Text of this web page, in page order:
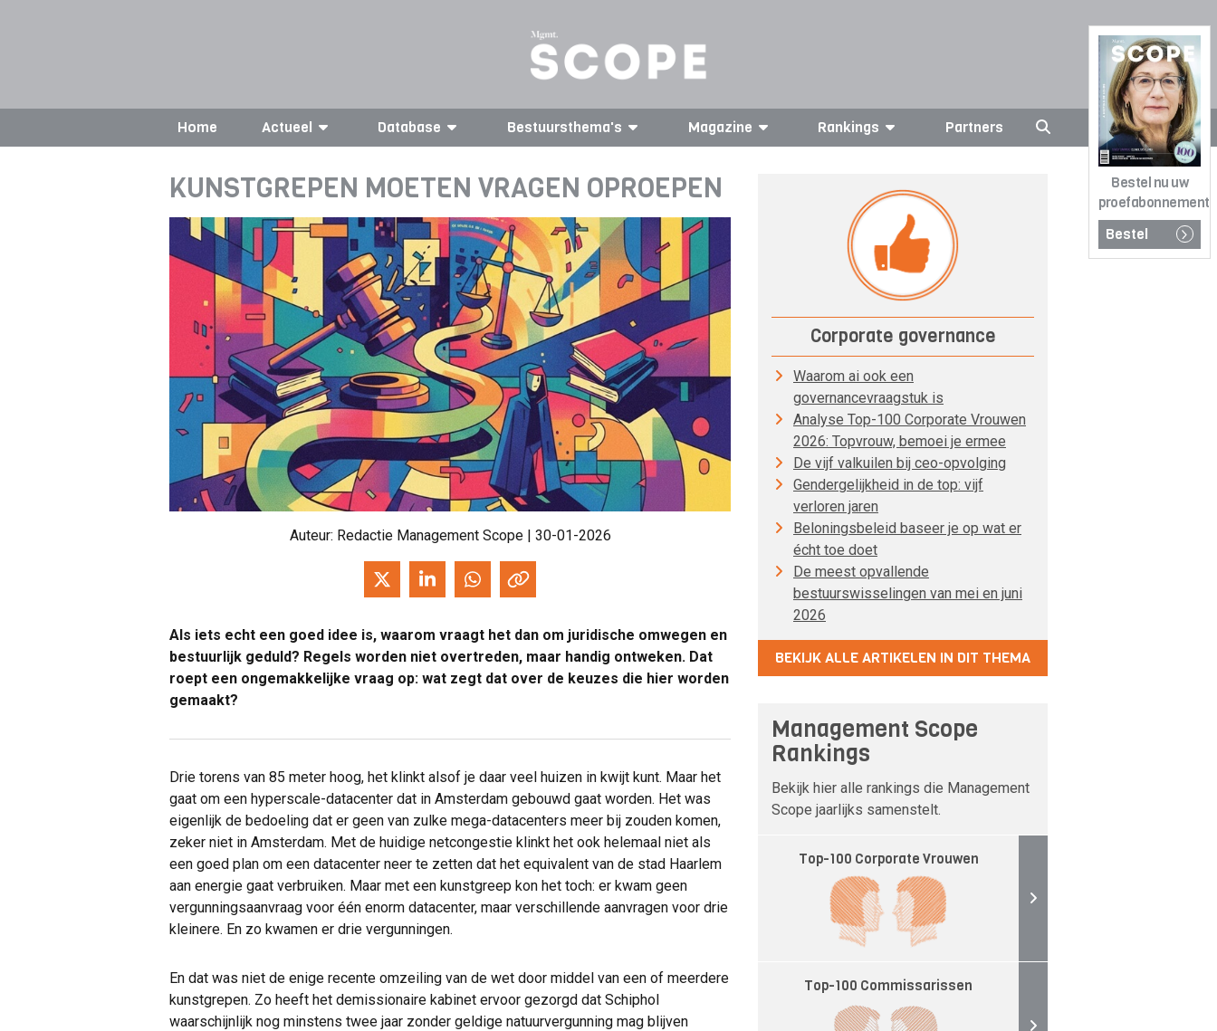
Bestel nu uw
proefabonnement
Bestel
Home Actueel Database Bestuursthema's Magazine Rankings Partners
KUNSTGREPEN MOETEN VRAGEN OPROEPEN
Auteur: Redactie Management Scope| 30-01-2026
Als iets echt een goed idee is, waarom vraagt het dan om juridische omwegen en
bestuurlijk geduld? Regels worden niet overtreden, maar handig ontweken. Dat
roept een ongemakkelijke vraag op: wat zegt dat over de keuzes die hier worden
gemaakt?
Drie torens van 85 meter hoog, het klinkt alsof je daar veel huizen in kwijt kunt. Maar het
gaat om een hyperscale-datacenter dat in Amsterdam gebouwd gaat worden. Het was
eigenlijk de bedoeling dat er geen van zulke mega-datacenters meer bij zouden komen,
zeker niet in Amsterdam. Met de huidige netcongestie klinkt het ook helemaal niet als
een goed plan om een datacenter neer te zetten dat het equivalent van de stad Haarlem
aan energie gaat verbruiken. Maar met een kunstgreep kon het toch: er kwam geen
vergunningsaanvraag voor één enorm datacenter, maar verschillende aanvragen voor drie
kleinere. En zo kwamen er drie vergunningen.
En dat was niet de enige recente omzeiling van de wet door middel van een of meerdere
kunstgrepen. Zo heeft het demissionaire kabinet ervoor gezorgd dat Schiphol
waarschijnlijk nog minstens twee jaar zonder geldige natuurvergunning mag blijven
Corporate governance
Waarom ai ook een
governancevraagstuk is
Analyse Top-100 Corporate Vrouwen
2026: Topvrouw, bemoei je ermee
De vijf valkuilen bij ceo-opvolging
Gendergelijkheid in de top: vijf
verloren jaren
Beloningsbeleid baseer je op wat er
écht toe doet
De meest opvallende
bestuurswisselingen van mei en juni
2026
BEKIJK ALLE ARTIKELEN IN DIT THEMA
Management Scope
Rankings
Bekijk hier alle rankings die Management
Scope jaarlijks samenstelt.
Top-100 Corporate Vrouwen
Top-100 Commissarissen